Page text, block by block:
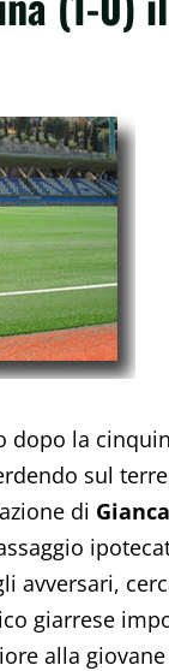
dopo la
sul
di
avversari,
giarrese
alla